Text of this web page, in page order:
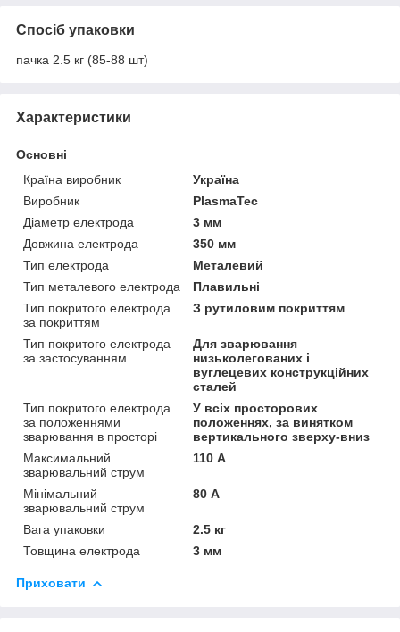
Спосіб упаковки
пачка 2.5 кг (85-88 шт)
Характеристики
Основні
Країна виробник
Україна
Виробник
PlasmaTec
Діаметр електрода
3 мм
Довжина електрода
350 мм
Тип електрода
Металевий
Тип металевого електрода
Плавильні
Тип покритого електрода
за покриттям
З рутиловим покриттям
Тип покритого електрода
за застосуванням
Для зварювання
низьколегованих і
вуглецевих конструкційних
сталей
Тип покритого електрода
за положеннями
зварювання в просторі
У всіх просторових
положеннях, за винятком
вертикального зверху-вниз
Максимальний
зварювальний струм
110 А
Мінімальний
зварювальний струм
80 А
Вага упаковки
2.5 кг
Товщина електрода
3 мм
Приховати